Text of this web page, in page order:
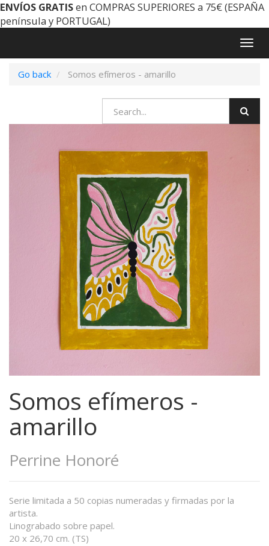
ENVÍOS GRATISen COMPRAS SUPERIORES a 75€ (ESPAÑA
península y PORTUGAL)
Go back
Somos efímeros - amarillo
Somos efímeros -
amarillo
Perrine Honoré
Serie limitada a 50 copias numeradas y firmadas por la
artista.
Linograbado sobre papel.
20 x 26,70 cm. (TS)